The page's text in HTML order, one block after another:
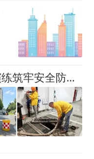
闻“汛”而动，防汛应急演练筑牢安全防线！